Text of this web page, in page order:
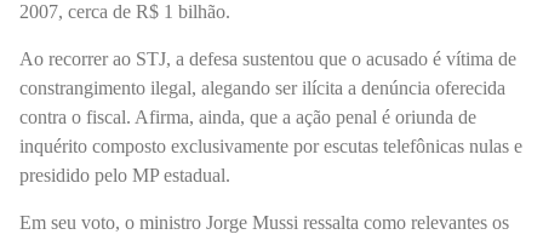
2007, cerca de R$ 1 bilhão.
Ao recorrer ao STJ, a defesa sustentou que o acusado é vítima de
constrangimento ilegal, alegando ser ilícita a denúncia oferecida
contra o fiscal. Afirma, ainda, que a ação penal é oriunda de
inquérito composto exclusivamente por escutas telefônicas nulas e
presidido pelo MP estadual.
Em seu voto, o ministro Jorge Mussi ressalta como relevantes os